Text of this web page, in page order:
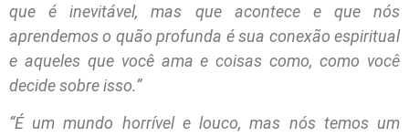
que é inevitável, mas que acontece e que nós
aprendemos o quão profunda é sua conexão espiritual
e aqueles que você ama e coisas como, como você
decide sobre isso.”
“É um mundo horrível e louco, mas nós temos um